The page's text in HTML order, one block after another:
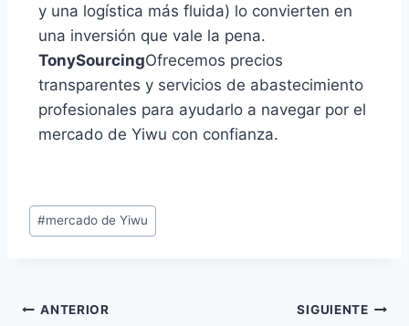
y una logística más fluida) lo convierten en
una inversión que vale la pena.
TonySourcingOfrecemos precios
transparentes y servicios de abastecimiento
profesionales para ayudarlo a navegar por el
mercado de Yiwu con confianza.
#mercado de Yiwu
ANTERIOR SIGUIENTE